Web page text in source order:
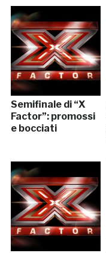
Semifinale di “X
Factor”: promossi
e bocciati